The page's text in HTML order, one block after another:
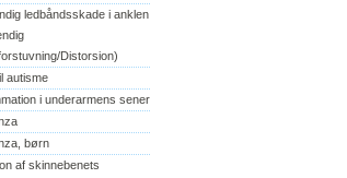
ledbåndsskade i anklen
Distorsion)
autisme
i underarmens sener
børn
af skinnebenets